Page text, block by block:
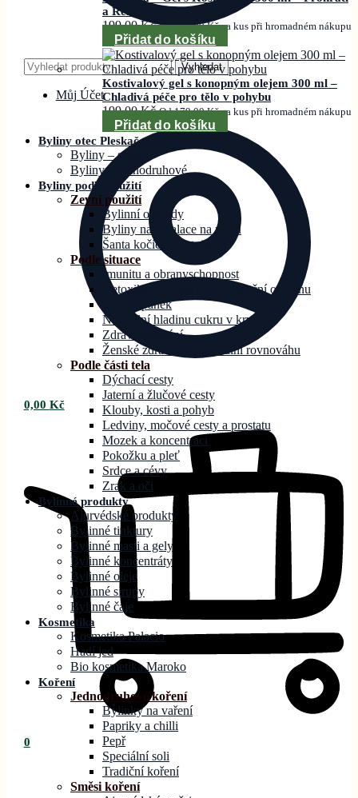
Hledat: Vyhledat
Můj Účet
0,00 Kč
0
a Relaxace
199,00Kč Od179,00Kčza kus při hromadném nákupu
Přidat do košíku
Kostivalový gel s konopným olejem 300 ml –
Chladivá péče pro tělo v pohybu
199,00Kč Od179,00Kčza kus při hromadném nákupu
Přidat do košíku
Byliny otec Pleskač
Byliny – směsi
Byliny – jednodruhové
Byliny podle použití
Zevní použití
Bylinní obklady
Byliny na inhalace na rýmu
Šanta kočičí – Catnip
Podle situace
Imunitu a obranyschopnost
Detoxikaci, očistu a antioxidační ochranu
Klid a spánek
Normální hladinu cukru v krvi
Zdravé zažívání
Ženské zdraví a hormonální rovnováhu
Podle části tela
Dýchací cesty
Jaterní a žlučové cesty
Klouby, kosti a pohyb
Ledviny, močové cesty a prostatu
Mozek a koncentraci
Pokožku a pleť
Srdce a cévy
Zrak a oči
Bylinné produkty
Ajurvédské produkty
Bylinné tinktury
Bylinné masti a gely
Bylinné koncentráty
Bylinné oleje
Bylinné sirupy
Bylinné čaje
Kosmetika
Kosmetika Palacio
Hadí jed
Bio kosmetika Maroko
Koření
Jednodruhové koření
Bylinky na vaření
Papriky a chilli
Pepř
Speciální soli
Tradiční koření
Směsi koření